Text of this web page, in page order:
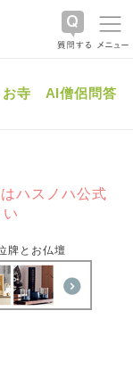
お寺 AI僧侶問答
ハスノハ公式
牌とお仏壇